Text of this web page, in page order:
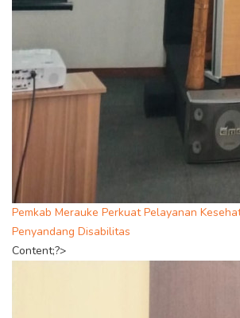
Pemkab Merauke Perkuat Pelayanan
Penyandang Disabilitas
Content;?>